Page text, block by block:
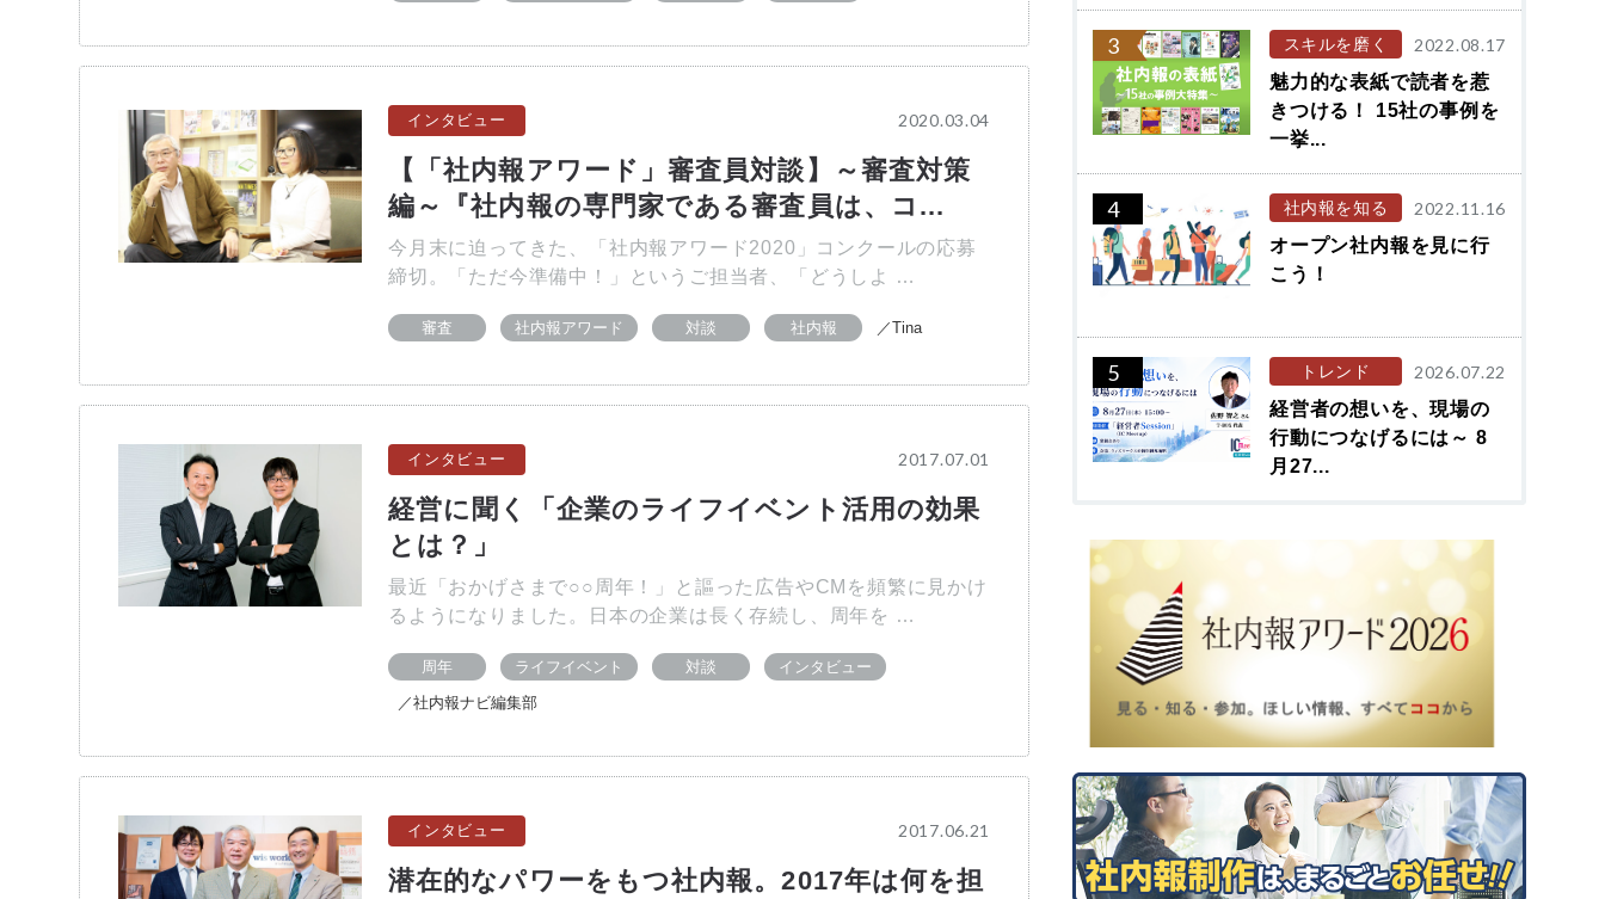
インタビュー 2020.03.04
【「社内報アワード」審査員対談】～審査対策
編～『社内報の専門家である審査員は、コ...
今月末に迫ってきた、「社内報アワード2020」コンクールの応募
締切。「ただ今準備中！」というご担当者、「どうしよ …
審査 社内報アワード 対談 社内報 ／Tina
インタビュー 2017.07.01
経営に聞く「企業のライフイベント活用の効果
とは？」
最近「おかげさまで○○周年！」と謳った広告やCMを頻繁に見かけ
るようになりました。日本の企業は長く存続し、周年を …
周年 ライフイベント 対談
インタビュー
／社内報ナビ編集部
インタビュー 2017.06.21
潜在的なパワーをもつ社内報。2017年は何を担
3 スキルを磨く
2022.08.17
魅力的な表紙で読者を惹
きつける！ 15社の事例を
一挙...
4 社内報を知る
2022.11.16
オープン社内報を見に行
こう！
5 トレンド
2026.07.22
経営者の想いを、現場の
行動につなげるには～ 8
月27...